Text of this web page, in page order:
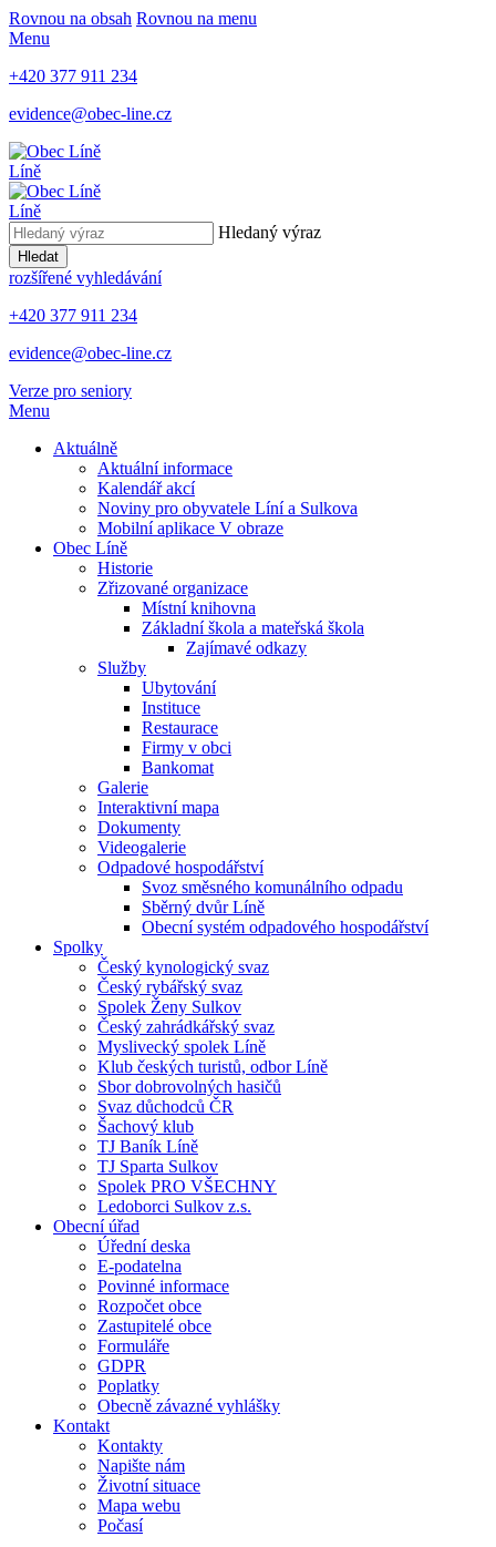
Rovnou na obsah Rovnou na menu
Menu
+420 377 911 234
evidence@obec-line.cz
Líně
Líně
Hledaný výraz
Hledat
rozšířené vyhledávání
+420 377 911 234
evidence@obec-line.cz
Verze pro seniory
Menu
Aktuálně
Aktuální informace
Kalendář akcí
Noviny pro obyvatele Líní a Sulkova
Mobilní aplikace V obraze
Obec Líně
Historie
Zřizované organizace
Místní knihovna
Základní škola a mateřská škola
Zajímavé odkazy
Služby
Ubytování
Instituce
Restaurace
Firmy v obci
Bankomat
Galerie
Interaktivní mapa
Dokumenty
Videogalerie
Odpadové hospodářství
Svoz směsného komunálního odpadu
Sběrný dvůr Líně
Obecní systém odpadového hospodářství
Spolky
Český kynologický svaz
Český rybářský svaz
Spolek Ženy Sulkov
Český zahrádkářský svaz
Myslivecký spolek Líně
Klub českých turistů, odbor Líně
Sbor dobrovolných hasičů
Svaz důchodců ČR
Šachový klub
TJ Baník Líně
TJ Sparta Sulkov
Spolek PRO VŠECHNY
Ledoborci Sulkov z.s.
Obecní úřad
Úřední deska
E-podatelna
Povinné informace
Rozpočet obce
Zastupitelé obce
Formuláře
GDPR
Poplatky
Obecně závazné vyhlášky
Kontakt
Kontakty
Napište nám
Životní situace
Mapa webu
Počasí